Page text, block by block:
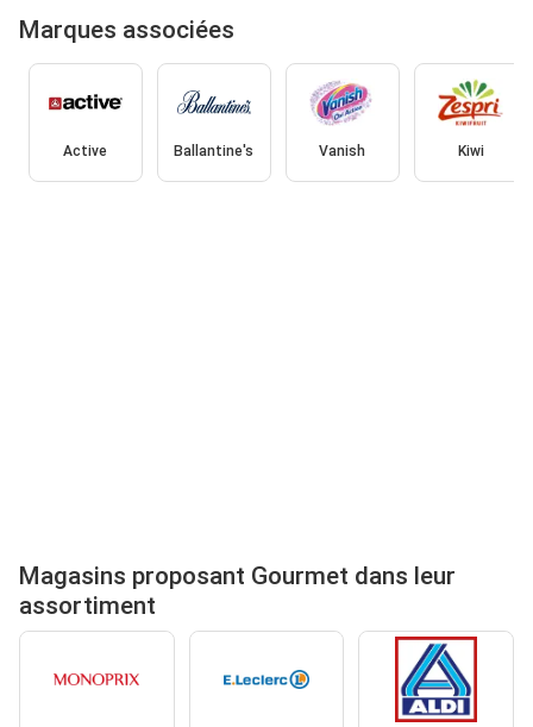
Marques associées
Active Ballantine's Vanish Kiwi
Magasins proposant Gourmet dans leur
assortiment